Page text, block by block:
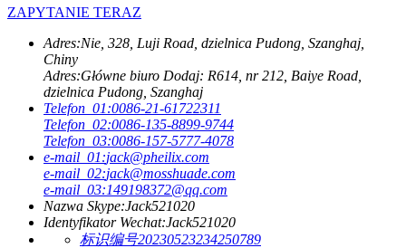
ZAPYTANIE TERAZ
Adres:Nie, 328, Luji Road, dzielnica Pudong, Szanghaj,
Chiny
Adres:Główne biuro Dodaj: R614, nr 212, Baiye Road,
dzielnica Pudong, Szanghaj
Telefon_01:0086-21-61722311
Telefon_02:0086-135-8899-9744
Telefon_03:0086-157-5777-4078
e-mail_01:jack@pheilix.com
e-mail_02:jack@mosshuade.com
e-mail_03:149198372@qq.com
Nazwa Skype:Jack521020
Identyfikator Wechat:Jack521020
标识编号20230523234250789